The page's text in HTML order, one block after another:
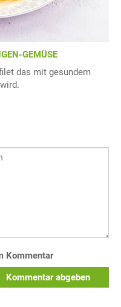
GEMÜSE
das mit gesundem
Kommentar
Kommentar abgeben